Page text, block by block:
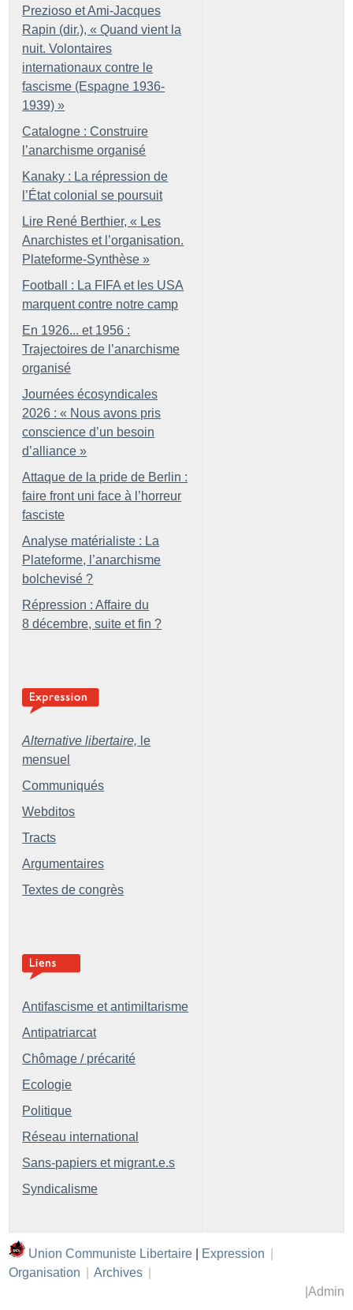
Prezioso et Ami-Jacques
Rapin (dir.), « Quand vient la
nuit. Volontaires
internationaux contre le
fascisme (Espagne 1936-
1939) »
Catalogne : Construire
l’anarchisme organisé
Kanaky : La répression de
l’État colonial se poursuit
Lire René Berthier, « Les
Anarchistes et l’organisation.
Plateforme-Synthèse »
Football : La FIFA et les USA
marquent contre notre camp
En 1926... et 1956 :
Trajectoires de l’anarchisme
organisé
Journées écosyndicales
2026 : « Nous avons pris
conscience d’un besoin
d’alliance »
Attaque de la pride de Berlin :
faire front uni face à l’horreur
fasciste
Analyse matérialiste : La
Plateforme, l’anarchisme
bolchevisé ?
Répression : Affaire du
8 décembre, suite et fin ?
Alternative libertaire, le
mensuel
Communiqués
Webditos
Tracts
Argumentaires
Textes de congrès
Antifascisme et antimiltarisme
Antipatriarcat
Chômage / précarité
Ecologie
Politique
Réseau international
Sans-papiers et migrant.e.s
Syndicalisme
Union Communiste Libertaire Expression
Organisation
Archives
Admin